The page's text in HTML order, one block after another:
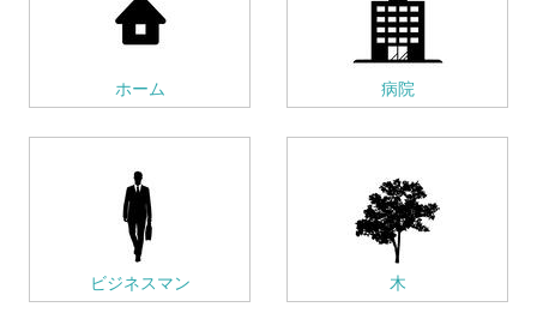
ホーム 病院
ビジネスマン 木